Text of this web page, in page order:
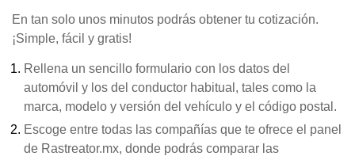
En tan solo unos minutos podrás obtener tu cotización.
¡Simple, fácil y gratis!
Rellena un sencillo formulario con los datos del
automóvil y los del conductor habitual, tales como la
marca, modelo y versión del vehículo y el código postal.
Escoge entre todas las compañías que te ofrece el panel
de Rastreator.mx, donde podrás comparar las